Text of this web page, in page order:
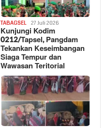
TABAGSEL 27 Juli 2026
Kunjungi Kodim
0212/Tapsel, Pangdam
Tekankan Keseimbangan
Siaga Tempur dan
Wawasan Teritorial